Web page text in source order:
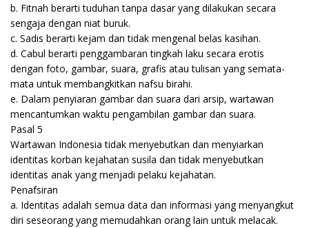
b. Fitnah berarti tuduhan tanpa dasar yang dilakukan secara
sengaja dengan niat buruk.
c. Sadis berarti kejam dan tidak mengenal belas kasihan.
d. Cabul berarti penggambaran tingkah laku secara erotis
dengan foto, gambar, suara, grafis atau tulisan yang semata-
mata untuk membangkitkan nafsu birahi.
e. Dalam penyiaran gambar dan suara dari arsip, wartawan
mencantumkan waktu pengambilan gambar dan suara.
Pasal 5
Wartawan Indonesia tidak menyebutkan dan menyiarkan
identitas korban kejahatan susila dan tidak menyebutkan
identitas anak yang menjadi pelaku kejahatan.
Penafsiran
a. Identitas adalah semua data dan informasi yang menyangkut
diri seseorang yang memudahkan orang lain untuk melacak.